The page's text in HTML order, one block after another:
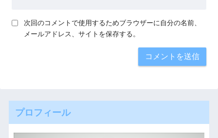
次回のコメントで使用するためブラウザーに自分の名前、
メールアドレス、サイトを保存する。
プロフィール